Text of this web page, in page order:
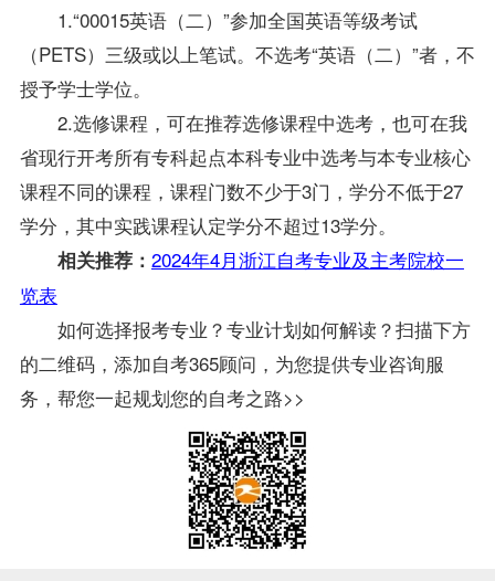
1.“00015英语（二）”参加全国英语等级考试
（PETS）三级或以上笔试。不选考“英语（二）”者，不
授予学士学位。
2.选修课程，可在推荐选修课程中选考，也可在我
省现行开考所有专科起点本科专业中选考与本专业核心
课程不同的课程，课程门数不少于3门，学分不低于27
学分，其中实践课程认定学分不超过13学分。
相关推荐： 2024年4月浙江自考专业及主考院校一
览表
如何选择报考专业？专业计划如何解读？扫描下方
的二维码，添加自考365顾问，为您提供专业咨询服
务，帮您一起规划您的自考之路>>